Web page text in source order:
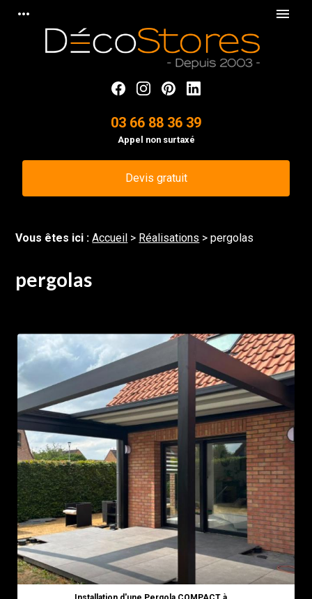
more_horiz menu
03 66 88 36 39
Appel non surtaxé
Devis gratuit
Vous êtes ici :Accueil > Réalisations >pergolas
pergolas